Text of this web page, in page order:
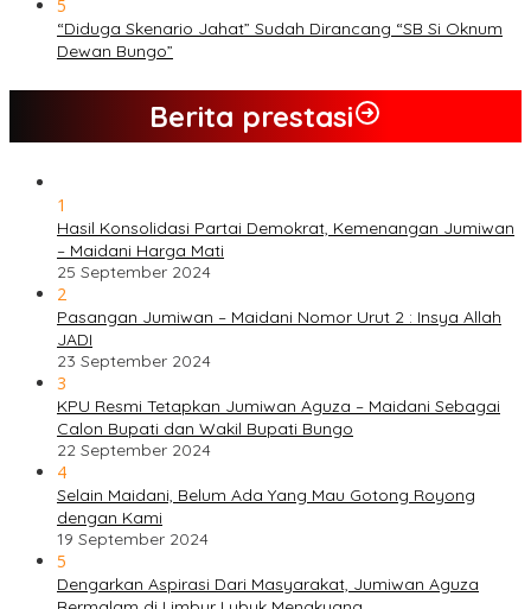
5
“Diduga Skenario Jahat” Sudah Dirancang “SB Si Oknum
Dewan Bungo”
Berita prestasi
1
Hasil Konsolidasi Partai Demokrat, Kemenangan Jumiwan
– Maidani Harga Mati
25 September 2024
2
Pasangan Jumiwan – Maidani Nomor Urut 2 : Insya Allah
JADI
23 September 2024
3
KPU Resmi Tetapkan Jumiwan Aguza – Maidani Sebagai
Calon Bupati dan Wakil Bupati Bungo
22 September 2024
4
Selain Maidani, Belum Ada Yang Mau Gotong Royong
dengan Kami
19 September 2024
5
Dengarkan Aspirasi Dari Masyarakat, Jumiwan Aguza